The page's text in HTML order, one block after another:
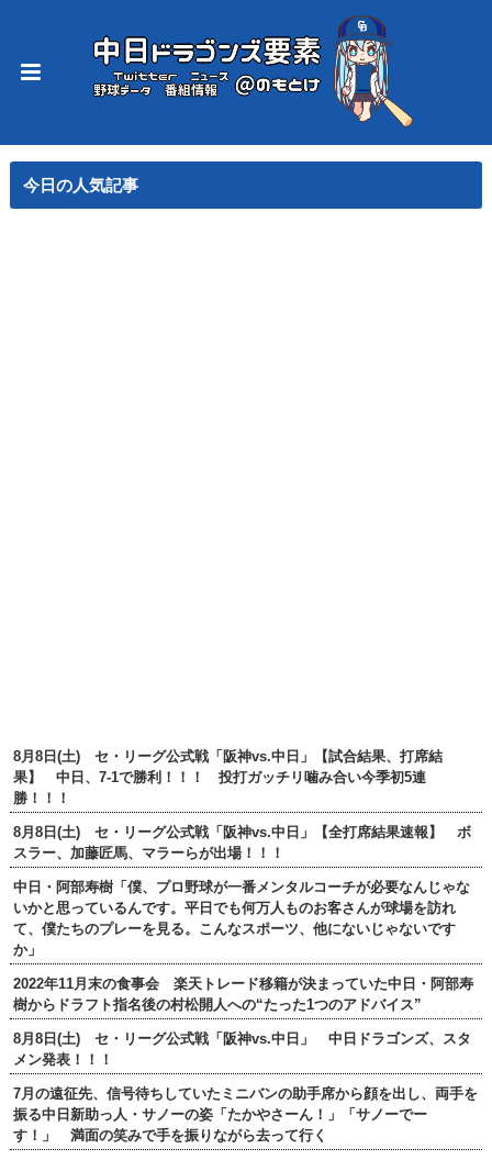
今日の人気記事
8月8日(土) セ・リーグ公式戦「阪神vs.中日」【試合結果、打席結
果】 中日、7-1で勝利！！！ 投打ガッチリ噛み合い今季初5連
勝！！！
8月8日(土) セ・リーグ公式戦「阪神vs.中日」【全打席結果速報】 ボ
スラー、加藤匠馬、マラーらが出場！！！
中日・阿部寿樹「僕、プロ野球が一番メンタルコーチが必要なんじゃな
いかと思っているんです。平日でも何万人ものお客さんが球場を訪れ
て、僕たちのプレーを見る。こんなスポーツ、他にないじゃないです
か」
2022年11月末の食事会 楽天トレード移籍が決まっていた中日・阿部寿
樹からドラフト指名後の村松開人への“たった1つのアドバイス”
8月8日(土) セ・リーグ公式戦「阪神vs.中日」 中日ドラゴンズ、スタ
メン発表！！！
7月の遠征先、信号待ちしていたミニバンの助手席から顔を出し、両手を
振る中日新助っ人・サノーの姿「たかやさーん！」「サノーでー
す！」 満面の笑みで手を振りながら去って行く